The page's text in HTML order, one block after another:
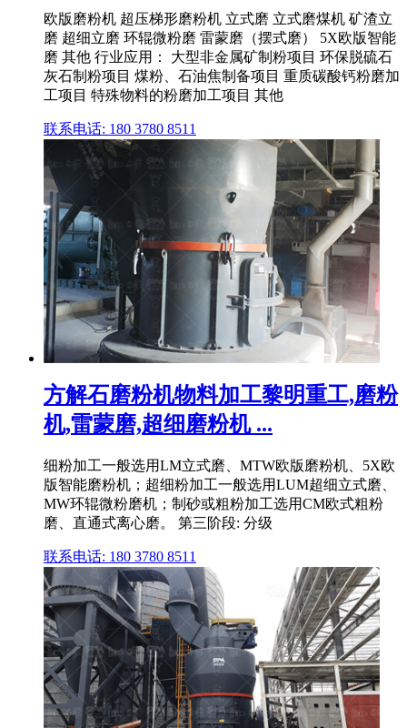
欧版磨粉机 超压梯形磨粉机 立式磨 立式磨煤机 矿渣立
磨 超细立磨 环辊微粉磨 雷蒙磨（摆式磨） 5X欧版智能
磨 其他 行业应用： 大型非金属矿制粉项目 环保脱硫石
灰石制粉项目 煤粉、石油焦制备项目 重质碳酸钙粉磨加
工项目 特殊物料的粉磨加工项目 其他
联系电话: 180 3780 8511
方解石磨粉机物料加工黎明重工,磨粉
机,雷蒙磨,超细磨粉机 ...
细粉加工一般选用LM立式磨、MTW欧版磨粉机、5X欧
版智能磨粉机；超细粉加工一般选用LUM超细立式磨、
MW环辊微粉磨机；制砂或粗粉加工选用CM欧式粗粉
磨、直通式离心磨。 第三阶段: 分级
联系电话: 180 3780 8511